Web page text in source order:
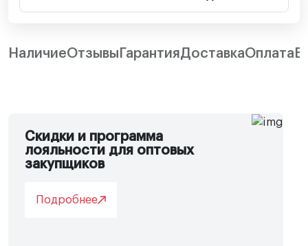
НаличиеОтзывы ГарантияДоставкаОплата
Скидки и программа
лояльности для оптовых
закупщиков
Подробнее